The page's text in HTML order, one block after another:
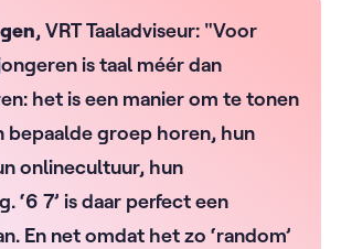
, VRT Taaladviseur: "Voor
is taal méér dan
het is een manier om te tonen
bepaalde groep horen, hun
onlinecultuur, hun
‘6 7’ is daar perfect een
En net omdat het zo ‘random’